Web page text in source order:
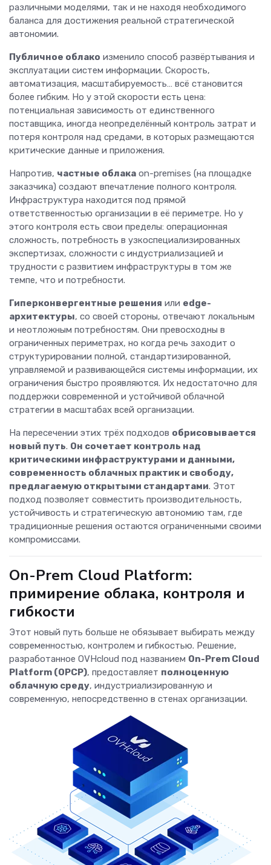
различными моделями, так и не находя необходимого
баланса для достижения реальной стратегической
автономии.
Публичное облако изменило способ развёртывания и
эксплуатации систем информации. Скорость,
автоматизация, масштабируемость… всё становится
более гибким. Но у этой скорости есть цена:
потенциальная зависимость от единственного
поставщика, иногда неопределённый контроль затрат и
потеря контроля над средами, в которых размещаются
критические данные и приложения.
Напротив, частные облака on-premises (на площадке
заказчика) создают впечатление полного контроля.
Инфраструктура находится под прямой
ответственностью организации в её периметре. Но у
этого контроля есть свои пределы: операционная
сложность, потребность в узкоспециализированных
экспертизах, сложности с индустриализацией и
трудности с развитием инфраструктуры в том же
темпе, что и потребности.
Гиперконвергентные решения или edge-
архитектуры, со своей стороны, отвечают локальным
и неотложным потребностям. Они превосходны в
ограниченных периметрах, но когда речь заходит о
структурировании полной, стандартизированной,
управляемой и развивающейся системы информации, их
ограничения быстро проявляются. Их недостаточно для
поддержки современной и устойчивой облачной
стратегии в масштабах всей организации.
На пересечении этих трёх подходов обрисовывается
новый путь. Он сочетает контроль над
критическими инфраструктурами и данными,
современность облачных практик и свободу,
предлагаемую открытыми стандартами. Этот
подход позволяет совместить производительность,
устойчивость и стратегическую автономию там, где
традиционные решения остаются ограниченными своими
компромиссами.
On-Prem Cloud Platform:
примирение облака, контроля и
гибкости
Этот новый путь больше не обязывает выбирать между
современностью, контролем и гибкостью. Решение,
разработанное OVHcloud под названием On-Prem Cloud
Platform (OPCP), предоставляет полноценную
облачную среду, индустриализированную и
современную, непосредственно в стенах организации.